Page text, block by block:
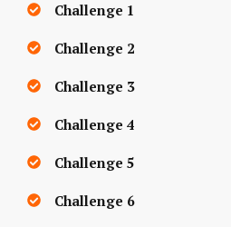
Challenge 1
Challenge 2
Challenge 3
Challenge 4
Challenge 5
Challenge 6